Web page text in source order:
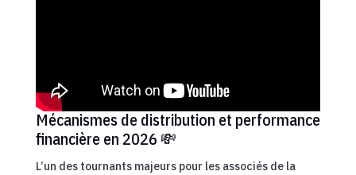
Mécanismes de distribution et performance
financière en 2026 💸
L’un des tournants majeurs pour les associés de la